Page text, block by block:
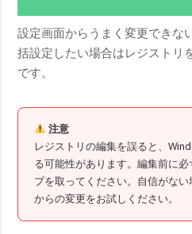
設定画面からうまく変更できな
括設定したい場合はレジストリ
です。
注意
レジストリの編集を誤ると、
る可能性があります。編集前に
プを取ってください。自信がな
からの変更をお試しください。